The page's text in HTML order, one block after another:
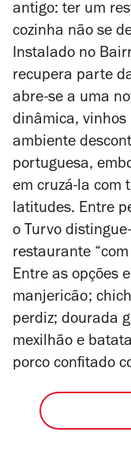
antigo: ter um
cozinha não se
Instalado no
recupera parte
abre-se a uma
dinâmica, vinhos
ambiente
portuguesa,
em cruzá-la com
latitudes. Entre
o Turvo
restaurante
Entre as opções
manjericão;
perdiz; dourada
mexilhão e
porco confitado